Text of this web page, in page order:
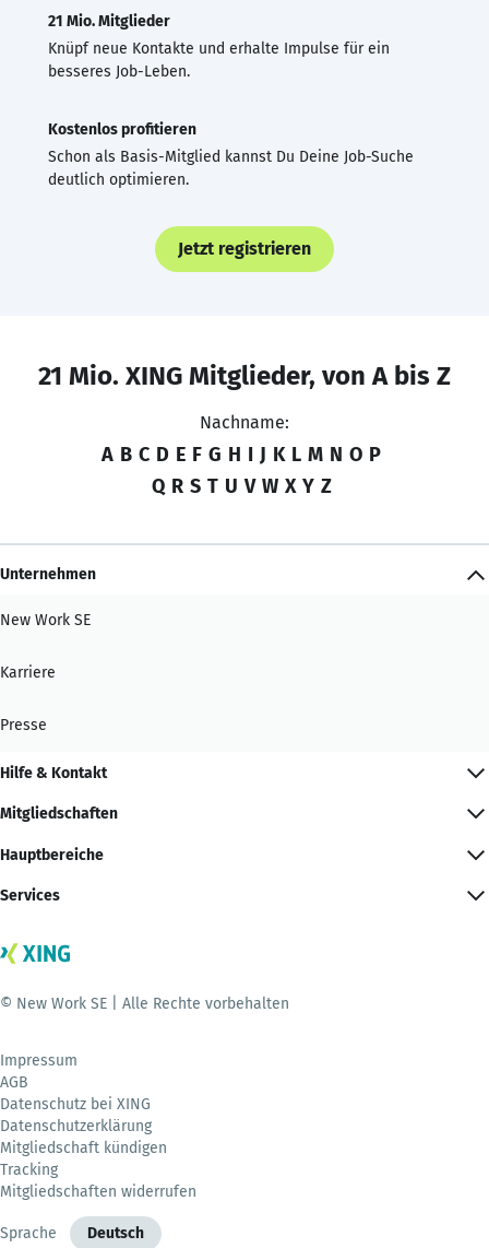
21 Mio. Mitglieder
Knüpf neue Kontakte und erhalte Impulse für ein
besseres Job-Leben.
Kostenlos profitieren
Schon als Basis-Mitglied kannst Du Deine Job-Suche
deutlich optimieren.
Jetzt registrieren
21 Mio. XING Mitglieder, von A bis Z
Nachname:
A B C D E F G H I J K L M N O P
Q R S T U V W X Y Z
Unternehmen
New Work SE
Karriere
Presse
Hilfe & Kontakt
Mitgliedschaften
Hauptbereiche
Services
© New Work SE | Alle Rechte vorbehalten
Impressum
AGB
Datenschutz bei XING
Datenschutzerklärung
Mitgliedschaft kündigen
Tracking
Mitgliedschaften widerrufen
Sprache Deutsch